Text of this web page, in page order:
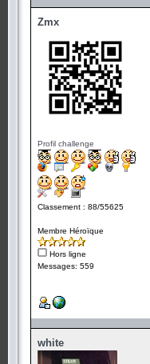
Zmx
Profil challenge
Classement : 88/55625
Membre Héroïque
Hors ligne
Messages: 559
white